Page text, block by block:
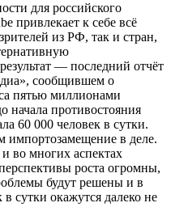
для российского
привлекает к себе всё
из РФ, так и стран,
— последний отчёт
сообщившем о
пятью миллионами
начала противостояния
60 000 человек в сутки.
импортозамещение в деле.
во многих аспектах
роста огромны,
будут решены и в
сутки окажутся далеко не